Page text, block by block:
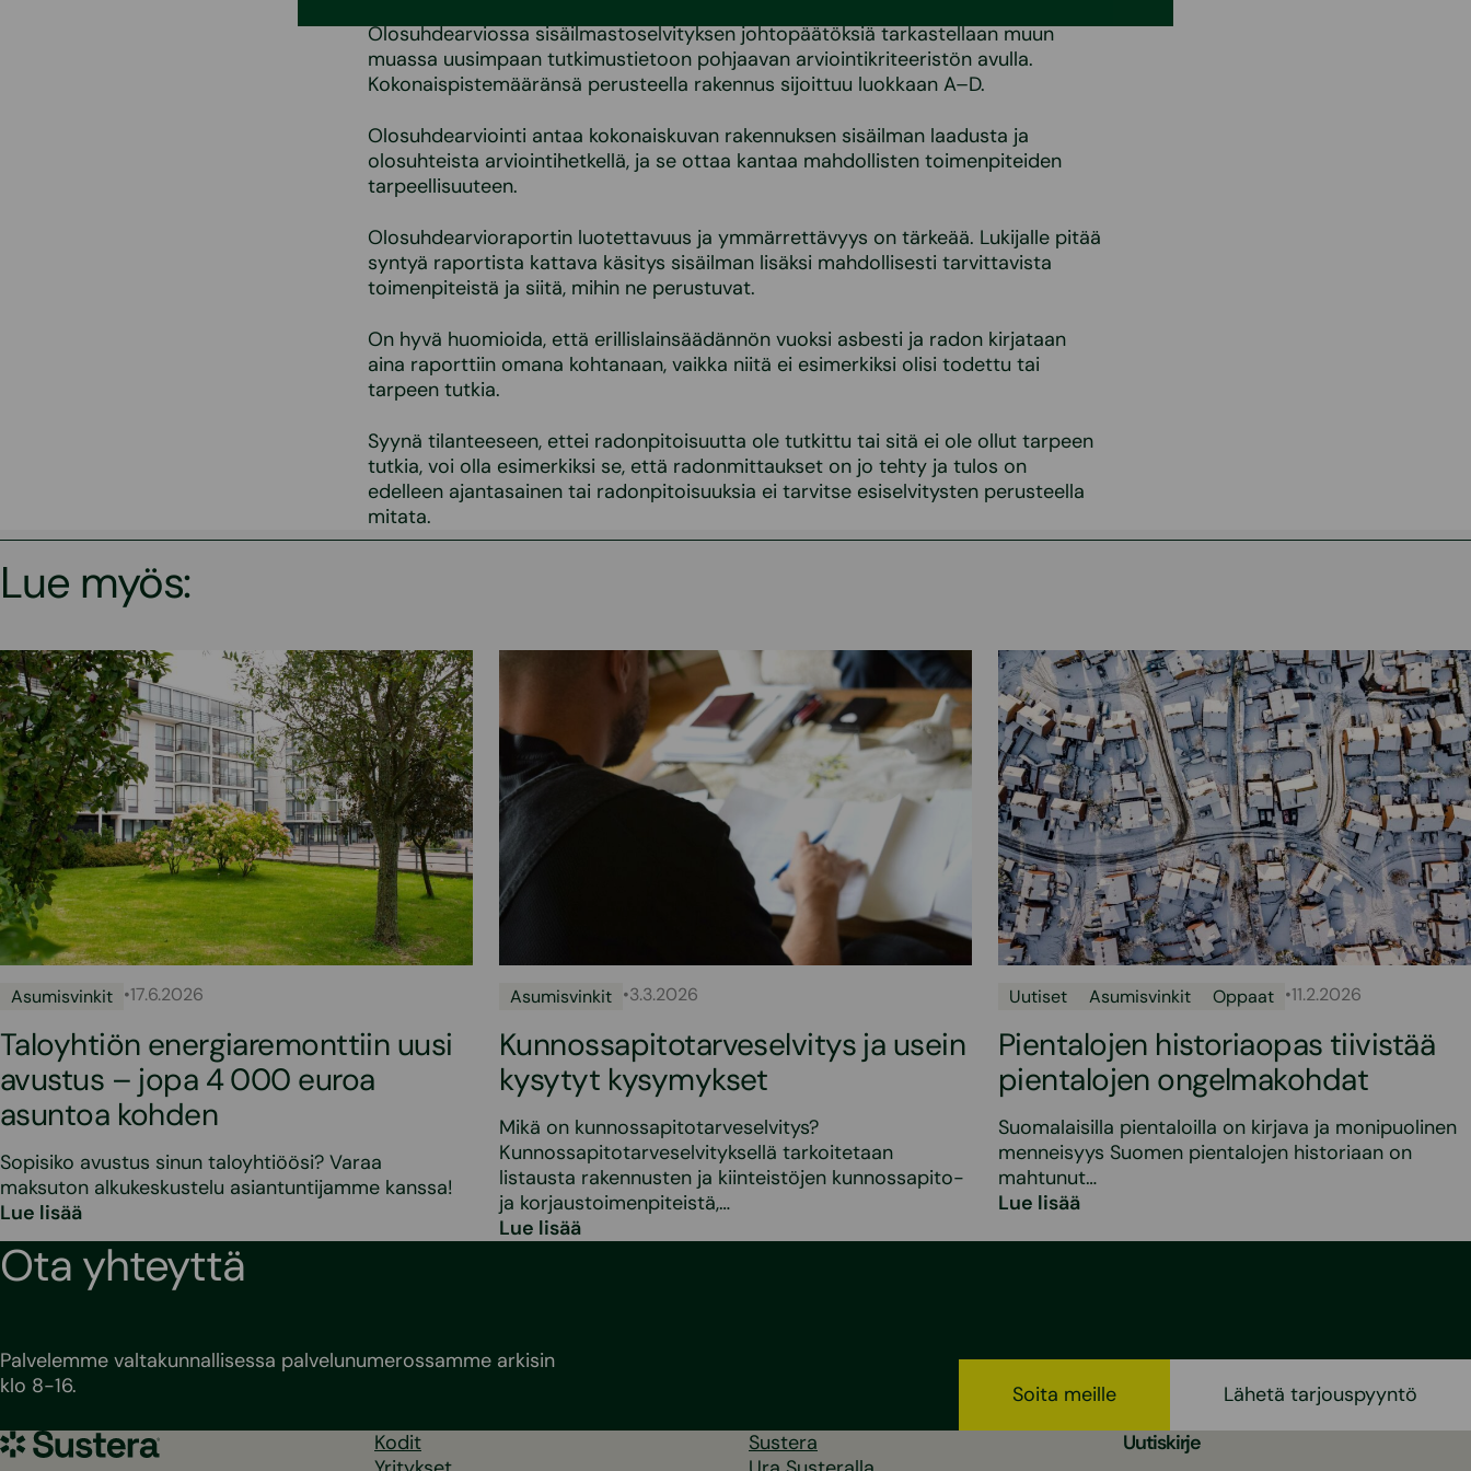
Olosuhdearviossa sisäilmastoselvityksen johtopäätöksiä tarkastellaan muun
muassa uusimpaan tutkimustietoon pohjaavan arviointikriteeristön avulla.
Kokonaispistemääränsä perusteella rakennus sijoittuu luokkaan A–D.
Olosuhdearviointi antaa kokonaiskuvan rakennuksen sisäilman laadusta ja
olosuhteista arviointihetkellä, ja se ottaa kantaa mahdollisten toimenpiteiden
tarpeellisuuteen.
Olosuhdearvioraportin luotettavuus ja ymmärrettävyys on tärkeää. Lukijalle pitää
syntyä raportista kattava käsitys sisäilman lisäksi mahdollisesti tarvittavista
toimenpiteistä ja siitä, mihin ne perustuvat.
On hyvä huomioida, että erillislainsäädännön vuoksi asbesti ja radon kirjataan
aina raporttiin omana kohtanaan, vaikka niitä ei esimerkiksi olisi todettu tai
tarpeen tutkia.
Syynä tilanteeseen, ettei radonpitoisuutta ole tutkittu tai sitä ei ole ollut tarpeen
tutkia, voi olla esimerkiksi se, että radonmittaukset on jo tehty ja tulos on
edelleen ajantasainen tai radonpitoisuuksia ei tarvitse esiselvitysten perusteella
mitata.
Lue myös:
Asumisvinkit •17.6.2026
Taloyhtiön energiaremonttiin uusi
avustus – jopa 4 000 euroa
asuntoa kohden
Sopisiko avustus sinun taloyhtiöösi? Varaa
maksuton alkukeskustelu asiantuntijamme kanssa!
Lue lisää
Asumisvinkit •3.3.2026
Kunnossapitotarveselvitys ja usein
kysytyt kysymykset
Mikä on kunnossapitotarveselvitys?
Kunnossapitotarveselvityksellä tarkoitetaan
listausta rakennusten ja kiinteistöjen kunnossapito-
ja korjaustoimenpiteistä,…
Lue lisää
Uutiset Asumisvinkit Oppaat •11.2.2026
Pientalojen historiaopas tiivistää
pientalojen ongelmakohdat
Suomalaisilla pientaloilla on kirjava ja monipuolinen
menneisyys Suomen pientalojen historiaan on
mahtunut…
Lue lisää
Ota yhteyttä
Palvelemme valtakunnallisessa palvelunumerossamme arkisin
klo 8-16.
Soita meille
Lähetä tarjouspyyntö
Sustera
Kodit
Sustera
Uutiskirje